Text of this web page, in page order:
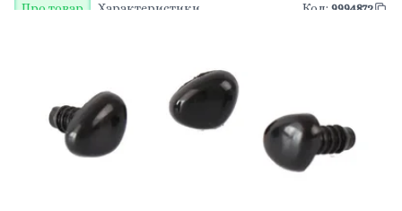
Про товар Характеристики Код: 9994872